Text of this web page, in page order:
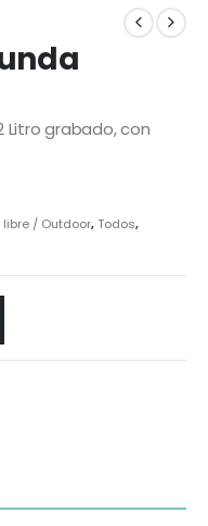
Litro grabado, con
libre / Outdoor,Todos,